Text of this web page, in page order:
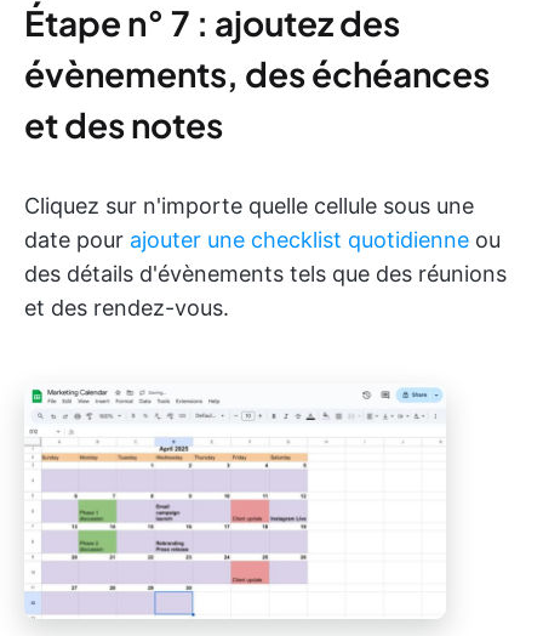
Étape n° 7 : ajoutez des
évènements, des échéances
et des notes
Cliquez sur n'importe quelle cellule sous une
date pour ajouter une checklist quotidienne ou
des détails d'évènements tels que des réunions
et des rendez-vous.